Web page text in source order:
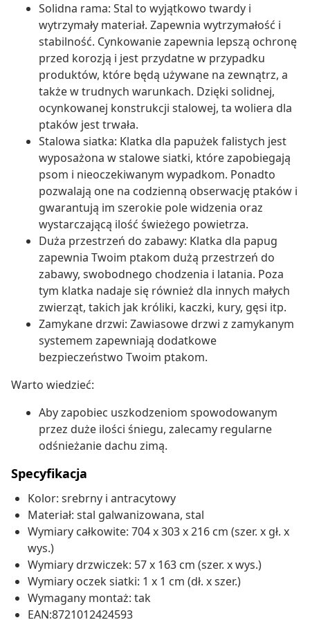
Solidna rama: Stal to wyjątkowo twardy i
wytrzymały materiał. Zapewnia wytrzymałość i
stabilność. Cynkowanie zapewnia lepszą ochronę
przed korozją i jest przydatne w przypadku
produktów, które będą używane na zewnątrz, a
także w trudnych warunkach. Dzięki solidnej,
ocynkowanej konstrukcji stalowej, ta woliera dla
ptaków jest trwała.
Stalowa siatka: Klatka dla papużek falistych jest
wyposażona w stalowe siatki, które zapobiegają
psom i nieoczekiwanym wypadkom. Ponadto
pozwalają one na codzienną obserwację ptaków i
gwarantują im szerokie pole widzenia oraz
wystarczającą ilość świeżego powietrza.
Duża przestrzeń do zabawy: Klatka dla papug
zapewnia Twoim ptakom dużą przestrzeń do
zabawy, swobodnego chodzenia i latania. Poza
tym klatka nadaje się również dla innych małych
zwierząt, takich jak króliki, kaczki, kury, gęsi itp.
Zamykane drzwi: Zawiasowe drzwi z zamykanym
systemem zapewniają dodatkowe
bezpieczeństwo Twoim ptakom.
Warto wiedzieć:
Aby zapobiec uszkodzeniom spowodowanym
przez duże ilości śniegu, zalecamy regularne
odśnieżanie dachu zimą.
Specyfikacja
Kolor: srebrny i antracytowy
Materiał: stal galwanizowana, stal
Wymiary całkowite: 704 x 303 x 216 cm (szer. x gł. x
wys.)
Wymiary drzwiczek: 57 x 163 cm (szer. x wys.)
Wymiary oczek siatki: 1 x 1 cm (dł. x szer.)
Wymagany montaż: tak
EAN:8721012424593